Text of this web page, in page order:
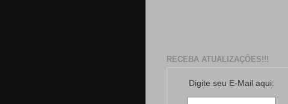
RECEBA ATUALIZAÇÕES!!!
Digite seu E-Mail aqui: